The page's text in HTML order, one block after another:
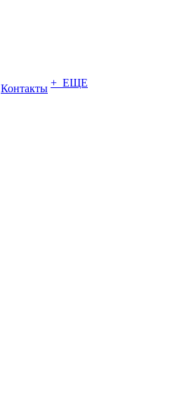
Контакты + ЕЩЕ